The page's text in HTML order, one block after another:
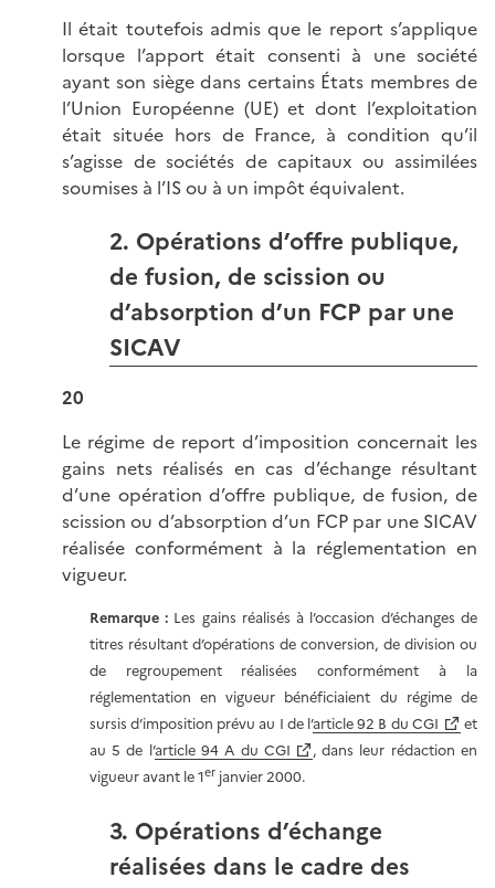
Il était toutefois admis que le report s’applique
lorsque l’apport était consenti à une société
ayant son siège dans certains États membres de
l’Union Européenne (UE) et dont l’exploitation
était située hors de France, à condition qu’il
s’agisse de sociétés de capitaux ou assimilées
soumises à l’IS ou à un impôt équivalent.
2. Opérations d’offre publique,
de fusion, de scission ou
d’absorption d’un FCP par une
SICAV
20
Le régime de report d’imposition concernait les
gains nets réalisés en cas d’échange résultant
d’une opération d’offre publique, de fusion, de
scission ou d’absorption d’un FCP par une SICAV
réalisée conformément à la réglementation en
vigueur.
Remarque : Les gains réalisés à l’occasion d’échanges de
titres résultant d’opérations de conversion, de division ou
de regroupement réalisées conformément à la
réglementation en vigueur bénéficiaient du régime de
sursis d’imposition prévu au I de l’article 92 B du CGI
et
au 5 de l’article 94 A du CGI
, dans leur rédaction en
vigueur avant le 1erjanvier 2000.
3. Opérations d’échange
réalisées dans le cadre des